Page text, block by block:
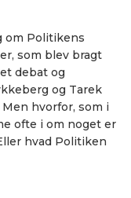
om Politikens
som blev bragt
debat og
og Tarek
hvorfor, som i
ofte i om noget er
hvad Politiken